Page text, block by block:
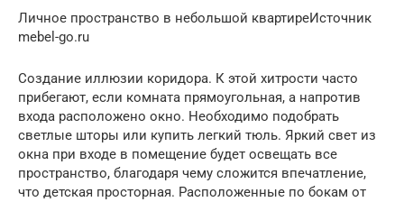
Личное пространство в небольшой квартиреИсточник
mebel-go.ru
Создание иллюзии коридора. К этой хитрости часто
прибегают, если комната прямоугольная, а напротив
входа расположено окно. Необходимо подобрать
светлые шторы или купить легкий тюль. Яркий свет из
окна при входе в помещение будет освещать все
пространство, благодаря чему сложится впечатление,
что детская просторная. Расположенные по бокам от